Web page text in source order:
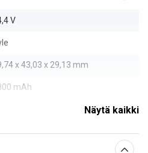
V
x 43,03 x 29,13 mm
mAh
Näytä kaikki